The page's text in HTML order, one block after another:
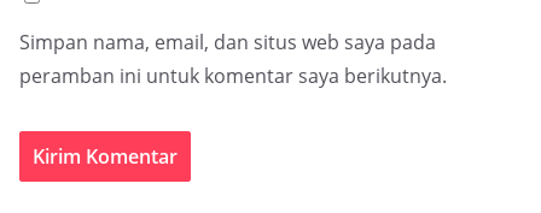
Simpan nama, email, dan situs web saya pada
peramban ini untuk komentar saya berikutnya.